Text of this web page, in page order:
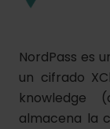
NordPass es
un cifrado
knowledge
almacena la